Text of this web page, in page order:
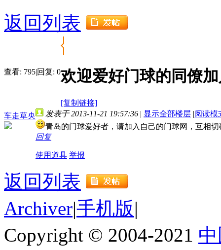
返回列表
查看: 795|回复: 0欢迎爱好门球的同僚
[复制链接]
车走草央
发表于 2013-11-21 19:57:36 | 显示全部楼层 |阅读模
青岛的门球爱好者，请加入自己的门球网，互相
回复
使用道具 举报
返回列表
Archiver|手机版|
Copyright © 2004-2021